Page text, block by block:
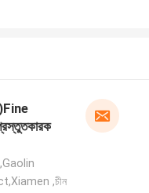
,চীন